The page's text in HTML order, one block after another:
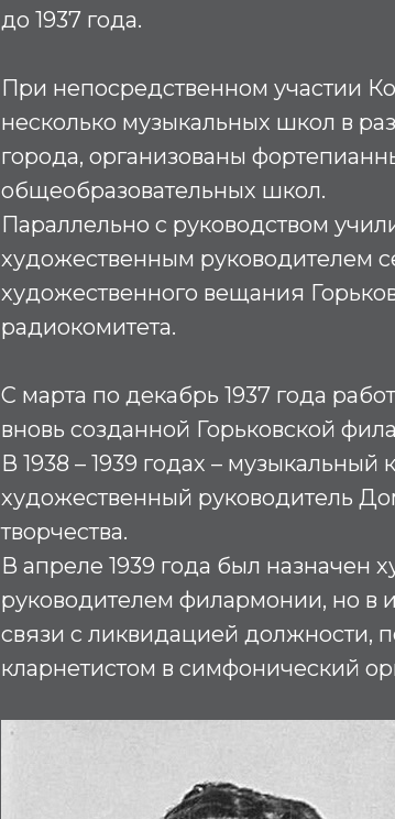
до 1937 года.
При непосредственном участии
несколько музыкальных школ в
города, организованы
общеобразовательных школ.
Параллельно с руководством
художественным руководителем
художественного вещания
радиокомитета.
С марта по декабрь 1937 года
вновь созданной Горьковской
В 1938 – 1939 годах – музыкальный
художественный руководитель
творчества.
В апреле 1939 года был назначен
руководителем филармонии, но в
связи с ликвидацией должности,
кларнетистом в симфонический